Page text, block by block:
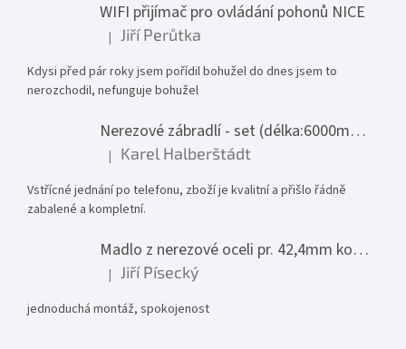
WIFI přijímač pro ovládání pohonů NICE
Hodnocení produktu je 1 z 5 hvězdiček.
| Jiří Perůtka
Kdysi před pár roky jsem pořídil bohužel do dnes jsem to
nerozchodil, nefunguje bohužel
Nerezové zábradlí - set (délka:6000mm x výška:1000mm)
Hodnocení produktu je 5 z 5 hvězdiček.
| Karel Halberštádt
Vstřícné jednání po telefonu, zboží je kvalitní a přišlo řádně
zabalené a kompletní.
Madlo z nerezové oceli pr. 42,4mm komplet - model 0116 - 3000mm
Hodnocení produktu je 5 z 5 hvězdiček.
| Jiří Písecký
jednoduchá montáž, spokojenost